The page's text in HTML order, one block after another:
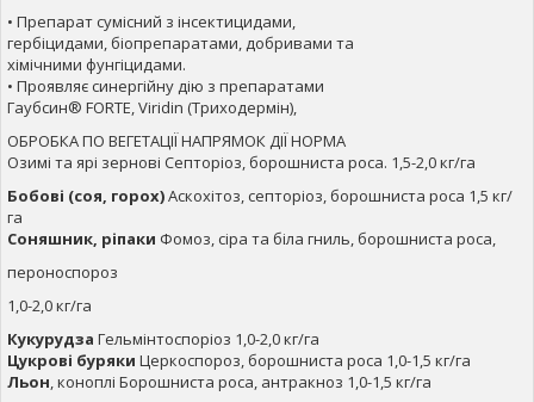
• Препарат сумісний з інсектицидами,
гербіцидами, біопрепаратами, добривами та
хімічними фунгіцидами.
• Проявляє синергійну дію з препаратами
Гаубсин® FORTE, Viridin (Триходермін),
ОБРОБКА ПО ВЕГЕТАЦІЇ НАПРЯМОК ДІЇ НОРМА
Озимі та ярі зернові Септоріоз, борошниста роса. 1,5-2,0 кг/га
Бобові (соя, горох)Аскохітоз, септоріоз, борошниста роса 1,5 кг/
га
Соняшник, ріпаки Фомоз, сіра та біла гниль, борошниста роса,
пероноспороз
1,0-2,0 кг/га
Кукурудза Гельмінтоспоріоз 1,0-2,0 кг/га
Цукрові буряки Церкоспороз, борошниста роса 1,0-1,5 кг/га
Льон , коноплі Борошниста роса, антракноз 1,0-1,5 кг/га